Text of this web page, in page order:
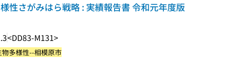
性さがみはら戦略 : 実績報告書 令和元年度版
<DD83-M131>
物多様性--相模原市